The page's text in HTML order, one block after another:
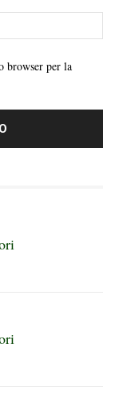
browser per la